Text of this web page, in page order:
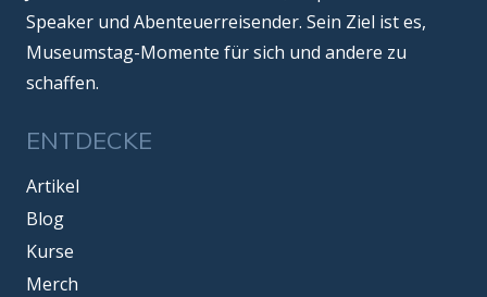
Speaker und Abenteuerreisender. Sein Ziel ist es,
Museumstag-Momente für sich und andere zu
schaffen.
ENTDECKE
Artikel
Blog
Kurse
Merch